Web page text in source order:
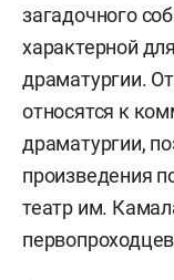
загадочного
характерной
драматургии.
относятся к
драматургии,
произведения
театр им.